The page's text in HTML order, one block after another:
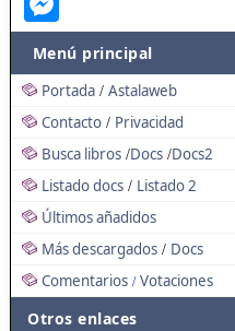
Menú principal
Portada / Astalaweb
Contacto / Privacidad
Busca libros /Docs /Docs2
Listado docs / Listado 2
Últimos añadidos
Más descargados / Docs
Comentarios / Votaciones
Otros enlaces